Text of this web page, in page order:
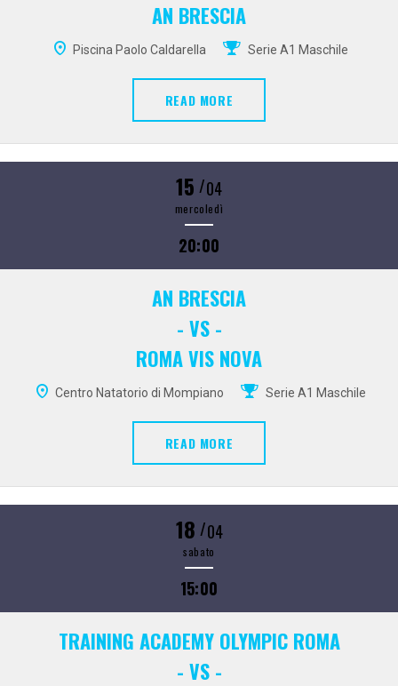
AN BRESCIA
Piscina Paolo Caldarella Serie A1 Maschile
READ MORE
15 /04
mercoledì
20:00
AN BRESCIA
- VS -
ROMA VIS NOVA
Centro Natatorio di Mompiano Serie A1 Maschile
READ MORE
18 /04
sabato
15:00
TRAINING ACADEMY OLYMPIC ROMA
- VS -